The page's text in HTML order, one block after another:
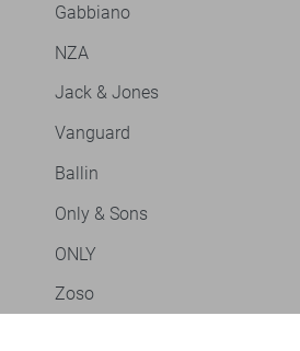
Gabbiano
NZA
Jack & Jones
Vanguard
Ballin
Only & Sons
ONLY
Zoso